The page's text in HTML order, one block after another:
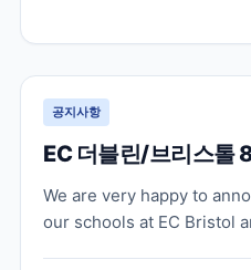
분은 파란색으로 표시 A. 캐
자가 100% 온라인 수업 및
공지사항
EC 더블린/브리스톨
We are very happy to
our schools at EC Bristol